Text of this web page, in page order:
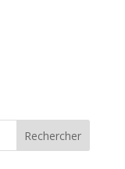
Rechercher